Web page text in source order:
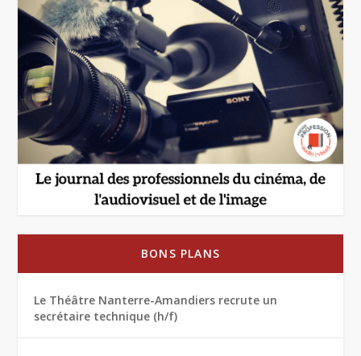
BONS PLANS
Le Théâtre Nanterre-Amandiers recrute un
secrétaire technique (h/f)